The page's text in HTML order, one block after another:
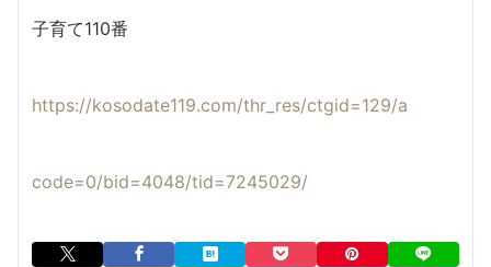
子育て110番
https://kosodate119.com/thr_res/ctgid=129/a
code=0/bid=4048/tid=7245029/